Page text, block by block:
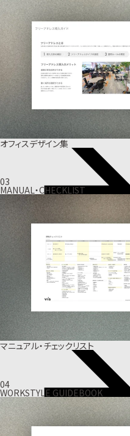
オフィスデザイン集
03
MANUAL・CHECKLIST
マニュアル・チェックリスト
04
WORKSTYLE GUIDEBOOK